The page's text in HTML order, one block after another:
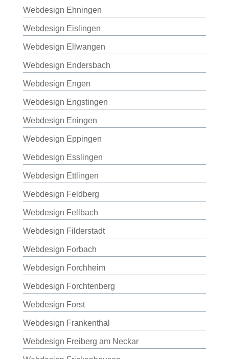
Webdesign Ehningen
Webdesign Eislingen
Webdesign Ellwangen
Webdesign Endersbach
Webdesign Engen
Webdesign Engstingen
Webdesign Eningen
Webdesign Eppingen
Webdesign Esslingen
Webdesign Ettlingen
Webdesign Feldberg
Webdesign Fellbach
Webdesign Filderstadt
Webdesign Forbach
Webdesign Forchheim
Webdesign Forchtenberg
Webdesign Forst
Webdesign Frankenthal
Webdesign Freiberg am Neckar